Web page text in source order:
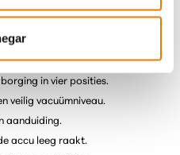
gewicht.
posities.
in vier posities.
veilig vacuümniveau.
aanduiding.
accu leeg raakt.